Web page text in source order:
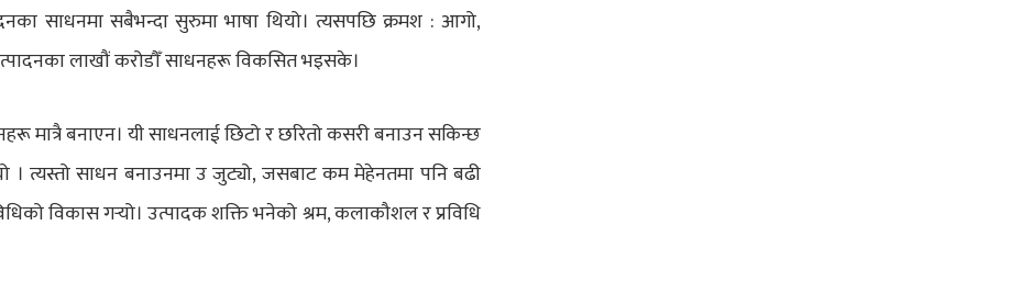
साधनमा सबैभन्दा सुरुमा भाषा थियो। त्यसपछि क्रमश : आगो,
लाखौं करोडौँ साधनहरू विकसित भइसके।
मात्रै बनाएन। यी साधनलाई छिटो र छरितो कसरी बनाउन सकिन्छ
। त्यस्तो साधन बनाउनमा उ जुट्यो, जसबाट कम मेहेनतमा पनि बढी
विकास गर्‍यो। उत्पादक शक्ति भनेको श्रम, कलाकौशल र प्रविधि